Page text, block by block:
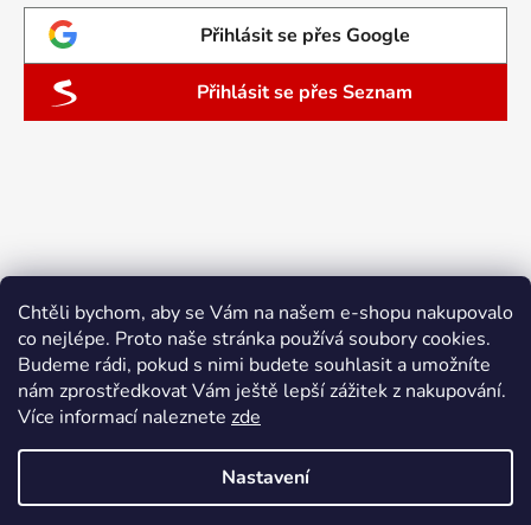
Chtěli bychom, aby se Vám na našem e-shopu nakupovalo
co nejlépe. Proto naše stránka používá soubory cookies.
Budeme rádi, pokud s nimi budete souhlasit a umožníte
nám zprostředkovat Vám ještě lepší zážitek z nakupování.
Více informací naleznete zde
Nastavení
Přihlásit se přes Google
Přihlásit se přes Seznam